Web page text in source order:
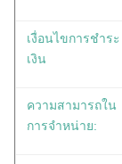
เงื่อนไขการชําระ
เงิน
ความสามารถใน
การจําหน่าย: